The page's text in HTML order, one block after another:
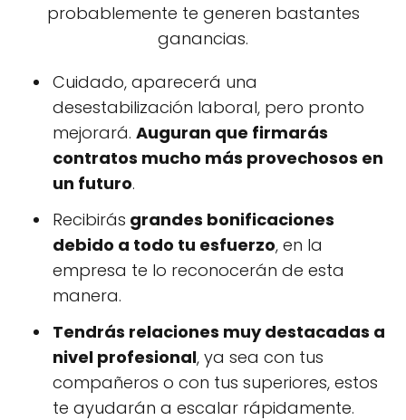
probablemente te generen bastantes
ganancias.
Cuidado, aparecerá una
desestabilización laboral, pero pronto
mejorará. Auguran que firmarás
contratos mucho más provechosos en
un futuro.
Recibirás grandes bonificaciones
debido a todo tu esfuerzo, en la
empresa te lo reconocerán de esta
manera.
Tendrás relaciones muy destacadas a
nivel profesional, ya sea con tus
compañeros o con tus superiores, estos
te ayudarán a escalar rápidamente.